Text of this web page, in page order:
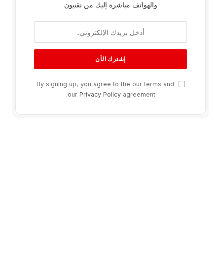
والهواتف مباشرة إليك من تقنيون
By signing up, you agree to the our terms and
our Privacy Policyagreement.